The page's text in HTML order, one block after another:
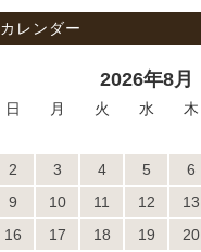
カレンダー
2026年8月
日 月 火 水 木
2
3 4 5 6
9
10 11 12 13
16
17 18 19 20